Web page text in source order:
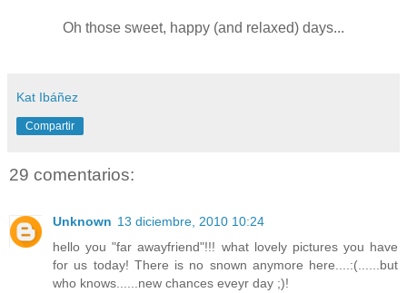
Oh those sweet, happy (and relaxed) days...
Kat Ibáñez
Compartir
29 comentarios:
Unknown 13 diciembre, 2010 10:24
hello you "far awayfriend"!!! what lovely pictures you have
for us today! There is no snown anymore here....:(......but
who knows......new chances eveyr day ;)!